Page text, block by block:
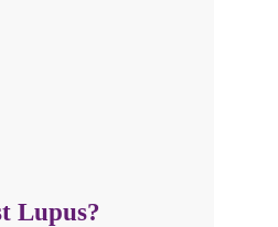
Lupus?